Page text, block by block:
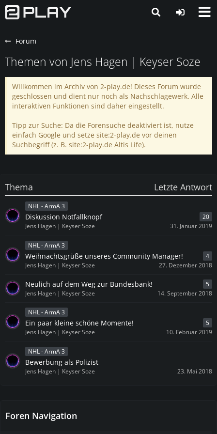
Forum
Themen von Jens Hagen | Keyser Soze
Willkommen im Archiv von 2-play.de! Dieses Forum wurde
geschlossen und dient nur noch als Nachschlagewerk. Alle
interaktiven Funktionen sind daher eingestellt.
Tipp zur Suche: Da die Forensuche deaktiviert ist, nutze
einfach Google und setze site:2-play.de vor deinen
Suchbegriff (z. B. site:2-play.de Altis Life).
Thema Letzte Antwort
NHL - ArmA 3
Diskussion Notfallknopf
20
Jens Hagen | Keyser Soze
31. Januar 2019
NHL - ArmA 3
Weihnachtsgrüße unseres Community Manager!
4
Jens Hagen | Keyser Soze
27. Dezember 2018
Neulich auf dem Weg zur Bundesbank!
5
Jens Hagen | Keyser Soze
14. September 2018
NHL - ArmA 3
Ein paar kleine schöne Momente!
5
Jens Hagen | Keyser Soze
10. Februar 2019
NHL - ArmA 3
Bewerbung als Polizist
Jens Hagen | Keyser Soze 23. Mai 2018
Foren Navigation